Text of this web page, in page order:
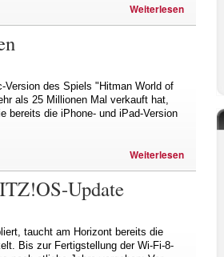
Weiterlesen
Version des Spiels "Hitman World of
als 25 Millionen Mal verkauft hat,
bereits die iPhone- und iPad-Version
Weiterlesen
Update
taucht am Horizont bereits die
Bis zur Fertigstellung der Wi-Fi-8-